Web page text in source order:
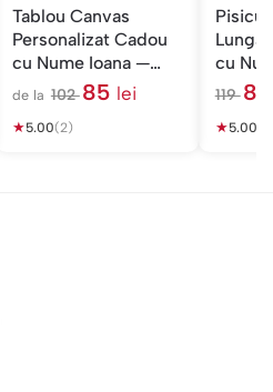
Tablou Canvas
Personalizat Cadou
cu Nume Ioana —
Acrostih cu Poză
de la 10285 lei
★5.00(2)
Lungă
cu
Copii
119
e
★5.00